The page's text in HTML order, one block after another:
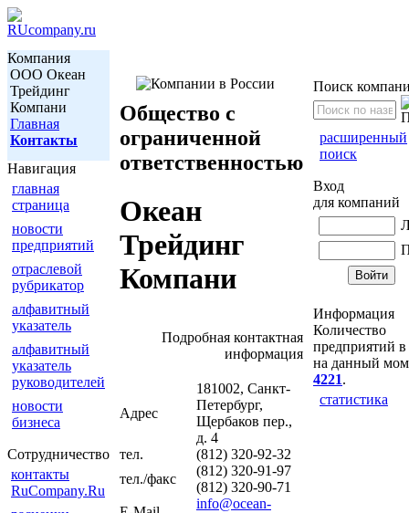
Компания
ООО Океан
Трейдинг
Компани
Главная
Контакты
Навигация
главная
страница
новости
предприятий
отраслевой
рубрикатор
алфавитный
указатель
алфавитный
указатель
руководителей
новости
бизнеса
Сотрудничество
контакты
RuCompany.Ru
Общество с
ограниченной
ответственностью
Океан
Трейдинг
Компани
Подробная контактная
информация
Адрес
181002, Санкт-
Петербург,
Щербаков пер.,
д. 4
тел.
(812) 320-92-32
тел./факс
(812) 320-91-97
(812) 320-90-71
info@ocean-
Поиск
расширенный
поиск
Вход
для компаний
Информация
Количество
предприятий в
на данный
4221.
статистика